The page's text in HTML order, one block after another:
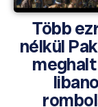
Több
nélkül